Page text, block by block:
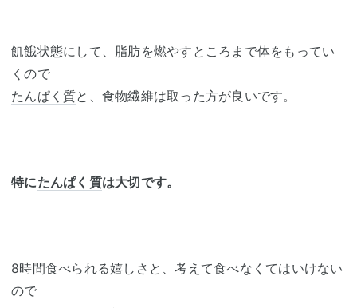
飢餓状態にして、脂肪を燃やすところまで体をもってい
くので
たんぱく質と、食物繊維は取った方が良いです。
特にたんぱく質は大切です。
8時間食べられる嬉しさと、考えて食べなくてはいけない
ので